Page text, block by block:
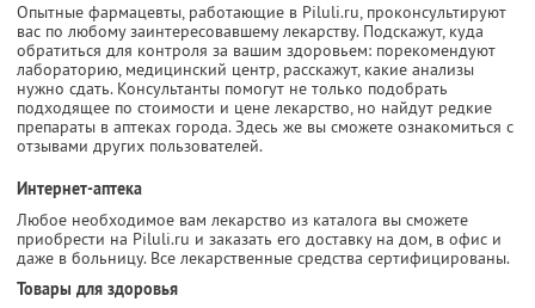
Опытные фармацевты, работающие в Piluli.ru, проконсультируют
вас по любому заинтересовавшему лекарству. Подскажут, куда
обратиться для контроля за вашим здоровьем: порекомендуют
лабораторию, медицинский центр, расскажут, какие анализы
нужно сдать. Консультанты помогут не только подобрать
подходящее по стоимости и цене лекарство, но найдут редкие
препараты в аптеках города. Здесь же вы сможете ознакомиться с
отзывами других пользователей.
Интернет-аптека
Любое необходимое вам лекарство из каталога вы сможете
приобрести на Piluli.ru и заказать его доставку на дом, в офис и
даже в больницу. Все лекарственные средства сертифицированы.
Товары для здоровья